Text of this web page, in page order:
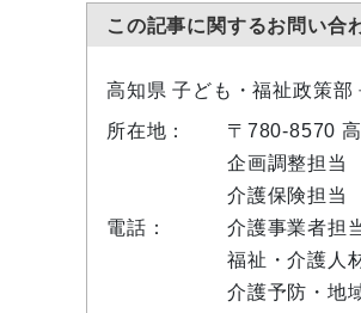
この記事に関するお問い合
高知県 子ども・福祉政策部
所在地：
〒780-8570
電話：
企画調整担当
介護保険担当
介護事業者担
福祉・介護人
介護予防・地